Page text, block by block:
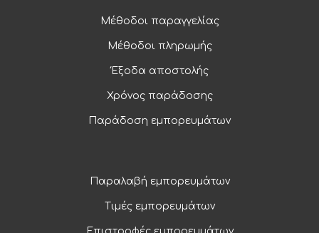
Μέθοδοι παραγγελίας
Μέθοδοι πληρωμής
Έξοδα αποστολής
Χρόνος παράδοσης
Παράδοση εμπορευμάτων
Παραλαβή εμπορευμάτων
Τιμές εμπορευμάτων